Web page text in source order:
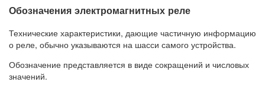
Обозначения электромагнитных реле
Технические характеристики, дающие частичную информацию
о реле, обычно указываются на шасси самого устройства.
Обозначение представляется в виде сокращений и числовых
значений.